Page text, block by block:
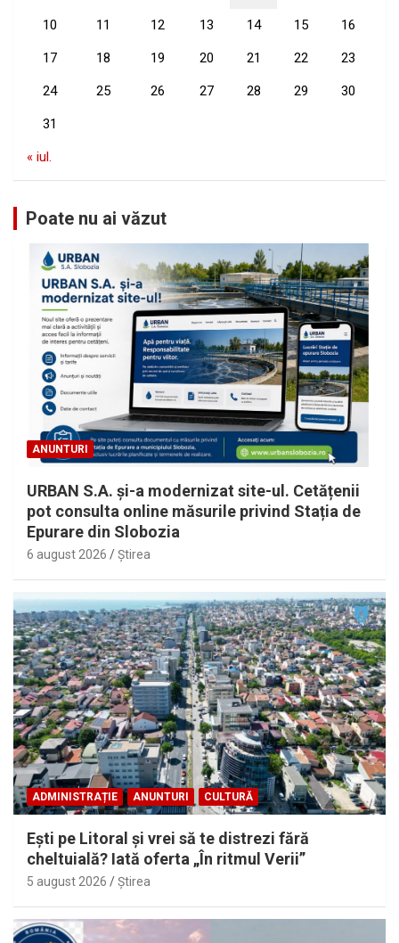
10 11 12 13 14 15 16
17 18 19 20 21 22 23
24 25 26 27 28 29 30
31
« iul.
Poate nu ai văzut
ANUNTURI
URBAN S.A. și-a modernizat site-ul. Cetățenii
pot consulta online măsurile privind Stația de
Epurare din Slobozia
6 august 2026 Ştirea
ADMINISTRAȚIE ANUNTURI CULTURĂ
Eşti pe Litoral şi vrei să te distrezi fără
cheltuială? Iată oferta „În ritmul Verii”
5 august 2026 Ştirea